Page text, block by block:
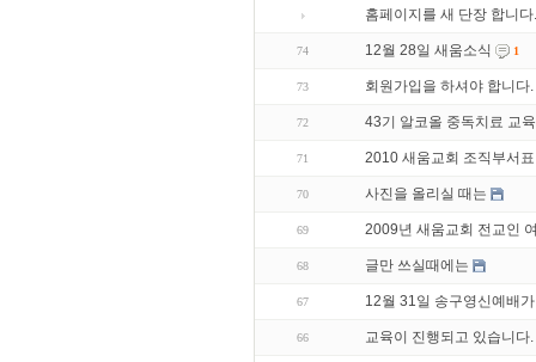
홈페이지를 새 단장 합니다.
74 12월 28일 새움소식 1
73 회원가입을 하셔야 합니다.
72 43기 알코올 중독치료 교
71 2010 새움교회 조직부서표
70 사진을 올리실 때는
69 2009년 새움교회 전교인
68 글만 쓰실때에는
67 12월 31일 송구영신예배
66 교육이 진행되고 있습니다.